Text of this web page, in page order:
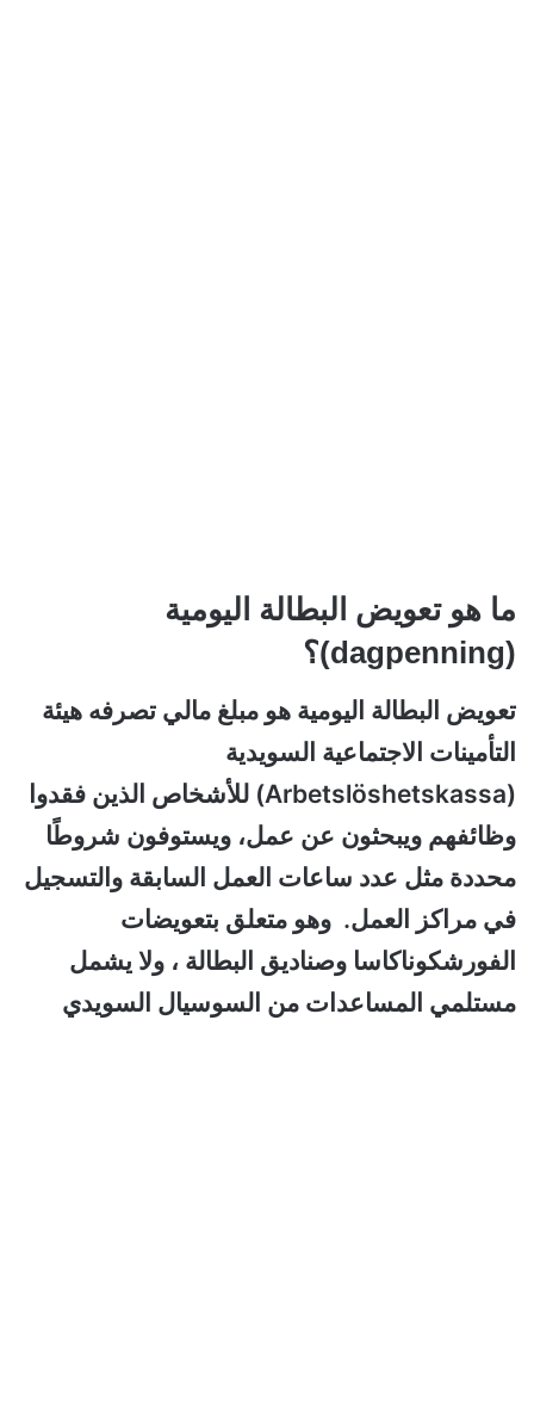
ما هو تعويض البطالة اليومية
(dagpenning)؟
تعويض البطالة اليومية هو مبلغ مالي تصرفه هيئة
التأمينات الاجتماعية السويدية
(Arbetslöshetskassa) للأشخاص الذين فقدوا
وظائفهم ويبحثون عن عمل، ويستوفون شروطًا
محددة مثل عدد ساعات العمل السابقة والتسجيل
في مراكز العمل. وهو متعلق بتعويضات
الفورشكوناكاسا وصناديق البطالة ، ولا يشمل
مستلمي المساعدات من السوسيال السويدي